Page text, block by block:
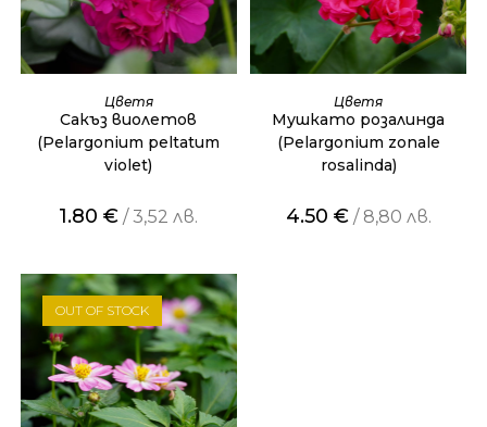
ОЩЕ
Цветя
Сакъз виолетов
(Pelargonium peltatum
violet)
1.80€ / 3,52 лв.
ОЩЕ
Цветя
Мушкато розалинда
(Pelargonium zonale
rosalinda)
4.50 €/ 8,80 лв.
OUT OF STOCK